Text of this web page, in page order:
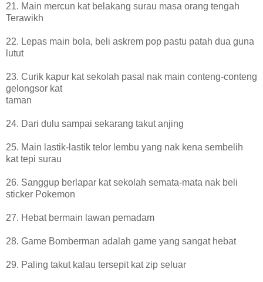
21. Main mercun kat belakang surau masa orang tengah
Terawikh
22. Lepas main bola, beli askrem pop pastu patah dua guna
lutut
23. Curik kapur kat sekolah pasal nak main conteng-conteng
gelongsor kat
taman
24. Dari dulu sampai sekarang takut anjing
25. Main lastik-lastik telor lembu yang nak kena sembelih
kat tepi surau
26. Sanggup berlapar kat sekolah semata-mata nak beli
sticker Pokemon
27. Hebat bermain lawan pemadam
28. Game Bomberman adalah game yang sangat hebat
29. Paling takut kalau tersepit kat zip seluar